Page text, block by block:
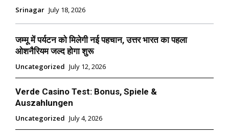
Srinagar July 18, 2026
जम्मू में पर्यटन को मिलेगी नई पहचान, उत्तर भारत का पहला
ओशनैरियम जल्द होगा शुरू
Uncategorized July 12, 2026
Verde Casino Test: Bonus, Spiele &
Auszahlungen
Uncategorized July 4, 2026